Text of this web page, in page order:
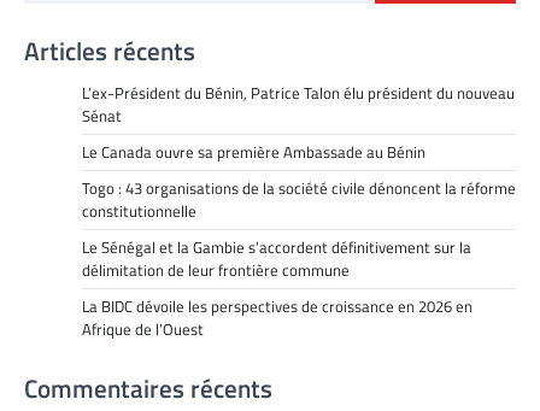
Articles récents
L’ex-Président du Bénin, Patrice Talon élu président du nouveau
Sénat
Le Canada ouvre sa première Ambassade au Bénin
Togo : 43 organisations de la société civile dénoncent la réforme
constitutionnelle
Le Sénégal et la Gambie s’accordent définitivement sur la
délimitation de leur frontière commune
La BIDC dévoile les perspectives de croissance en 2026 en
Afrique de l’Ouest
Commentaires récents